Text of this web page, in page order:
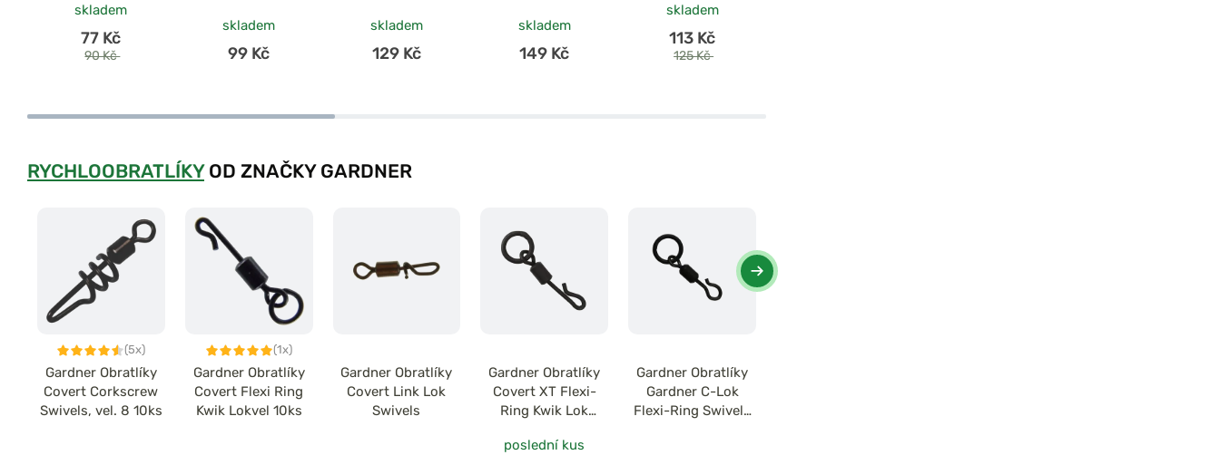
skladem
77 Kč
90 Kč
skladem
99 Kč
skladem
129 Kč
skladem
149 Kč
skladem
113 Kč
125 Kč
RYCHLOOBRATLÍKYOD ZNAČKY GARDNER
(5x)
Gardner Obratlíky
Covert Corkscrew
Swivels, vel. 8 10ks
(1x)
Gardner Obratlíky
Covert Flexi Ring
Kwik Lokvel 10ks
Gardner Obratlíky
Covert Link Lok
Swivels
Gardner Obratlíky
Covert XT Flexi-
Ring Kwik Lok
poslední kus
Gardner Obratlíky
Gardner C-Lok
Flexi-Ring Swivels